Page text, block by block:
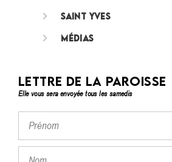
Saint Yves
Médias
Lettre de la paroisse
Elle vous sera envoyée tous les samedis